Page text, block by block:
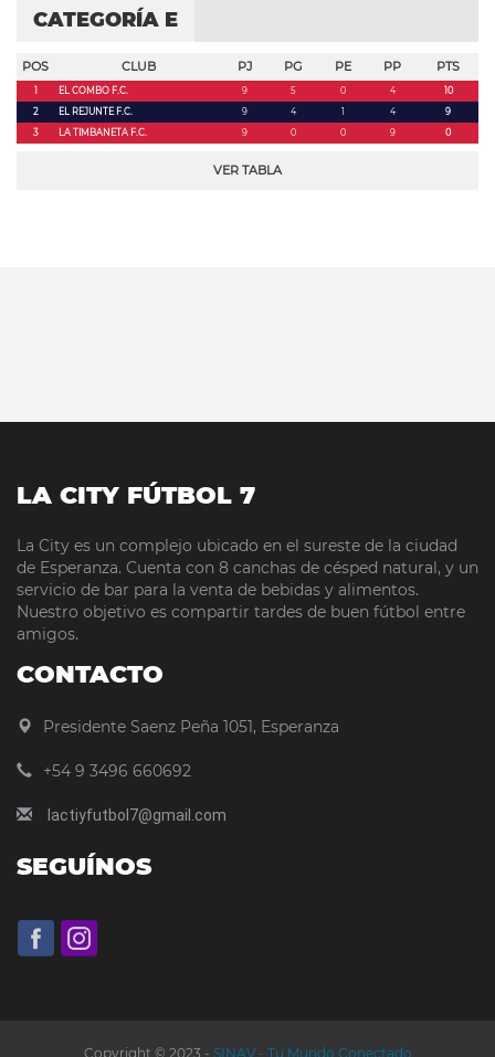
CATEGORÍA E
POS CLUB PJ PG PE PP PTS
1 EL COMBO F.C. 9 5 0 4
10
2
EL REJUNTE F.C. 9 4 1 4
9
3
LA TIMBANETA F.C. 9 0 0 9 0
VER TABLA
LA CITY FÚTBOL 7
La City es un complejo ubicado en el sureste de la ciudad
de Esperanza. Cuenta con 8 canchas de césped natural, y un
servicio de bar para la venta de bebidas y alimentos.
Nuestro objetivo es compartir tardes de buen fútbol entre
amigos.
CONTACTO
Presidente Saenz Peña 1051, Esperanza
+54 9 3496 660692
lactiyfutbol7@gmail.com
SEGUÍNOS
Copyright © 2023 - SINAV - Tu Mundo Conectado